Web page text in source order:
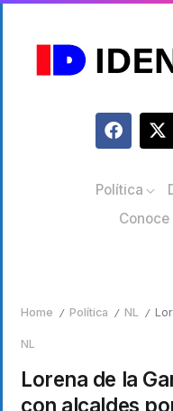
Política
Conoce
Home / Política / NL /
NL
Lorena de la
con alcaldes